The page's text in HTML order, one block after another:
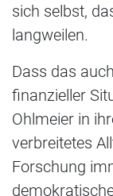
sich selbst,
langweilen.
Dass das
finanzieller
Ohlmeier in
verbreitetes
Forschung